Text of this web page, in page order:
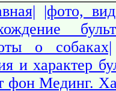
|фото,
о собаках|
и характер
фон Мединг.